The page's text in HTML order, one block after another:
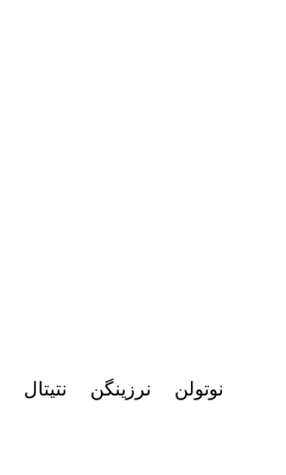
نتيتال نرزینگن نوتولن